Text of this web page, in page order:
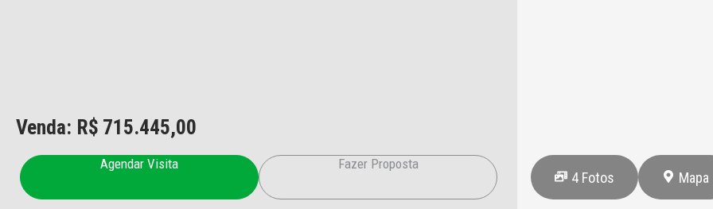
Venda: R$ 715.445,00
Agendar Visita Fazer Proposta
4 Fotos Mapa